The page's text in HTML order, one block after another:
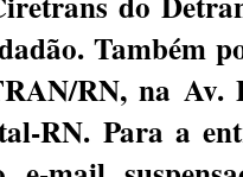
Também
RN, na
RN. Para a